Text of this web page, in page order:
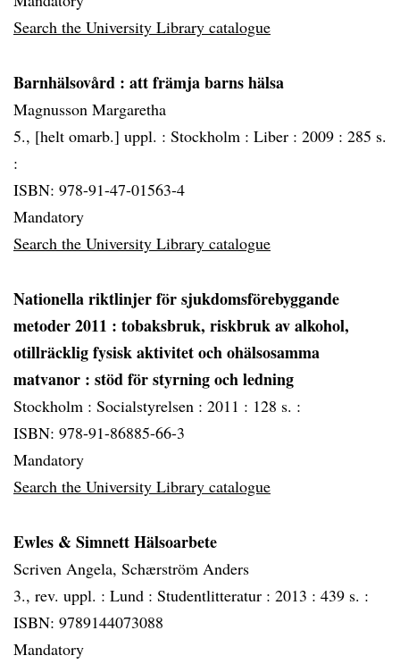
Search the University Library catalogue
Barnhälsovård : att främja barns hälsa
Magnusson Margaretha
5., [helt omarb.] uppl. : Stockholm : Liber : 2009 : 285 s.
:
ISBN: 978-91-47-01563-4
Mandatory
Search the University Library catalogue
Nationella riktlinjer för sjukdomsförebyggande
metoder 2011 : tobaksbruk, riskbruk av alkohol,
otillräcklig fysisk aktivitet och ohälsosamma
matvanor : stöd för styrning och ledning
Stockholm : Socialstyrelsen : 2011 : 128 s. :
ISBN: 978-91-86885-66-3
Mandatory
Search the University Library catalogue
Ewles & Simnett Hälsoarbete
Scriven Angela, Schærström Anders
3., rev. uppl. : Lund : Studentlitteratur : 2013 : 439 s. :
ISBN: 9789144073088
Mandatory